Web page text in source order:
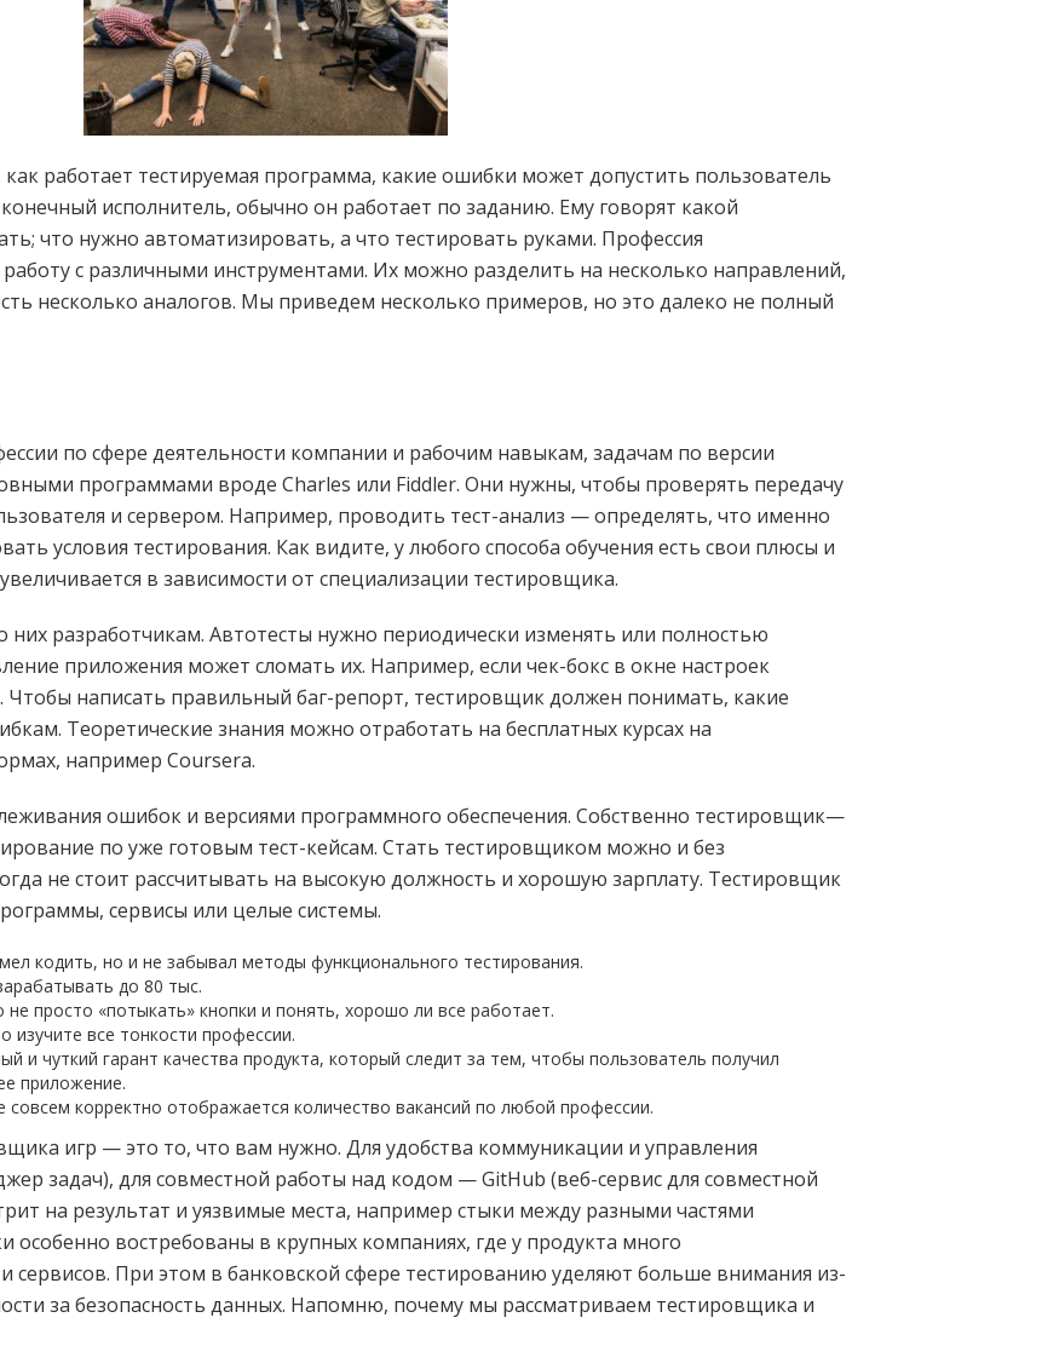
работает тестируемая программа, какие ошибки может допустить пользователь
исполнитель, обычно он работает по заданию. Ему говорят какой
что нужно автоматизировать, а что тестировать руками. Профессия
с различными инструментами. Их можно разделить на несколько направлений,
несколько аналогов. Мы приведем несколько примеров, но это далеко не полный
по сфере деятельности компании и рабочим навыкам, задачам по версии
программами вроде Charles или Fiddler. Они нужны, чтобы проверять передачу
и сервером. Например, проводить тест-анализ — определять, что именно
условия тестирования. Как видите, у любого способа обучения есть свои плюсы и
в зависимости от специализации тестировщика.
разработчикам. Автотесты нужно периодически изменять или полностью
приложения может сломать их. Например, если чек-бокс в окне настроек
Чтобы написать правильный баг-репорт, тестировщик должен понимать, какие
Теоретические знания можно отработать на бесплатных курсах на
например Coursera.
ошибок и версиями программного обеспечения. Собственно тестировщик—
по уже готовым тест-кейсам. Стать тестировщиком можно и без
не стоит рассчитывать на высокую должность и хорошую зарплату. Тестировщик
сервисы или целые системы.
кодить, но и не забывал методы функционального тестирования.
до 80 тыс.
просто «потыкать» кнопки и понять, хорошо ли все работает.
изучите все тонкости профессии.
и чуткий гарант качества продукта, который следит за тем, чтобы пользователь получил
приложение.
корректно отображается количество вакансий по любой профессии.
игр — это то, что вам нужно. Для удобства коммуникации и управления
задач), для совместной работы над кодом — GitHub (веб-сервис для совместной
на результат и уязвимые места, например стыки между разными частями
особенно востребованы в крупных компаниях, где у продукта много
сервисов. При этом в банковской сфере тестированию уделяют больше внимания из-
за безопасность данных. Напомню, почему мы рассматриваем тестировщика и